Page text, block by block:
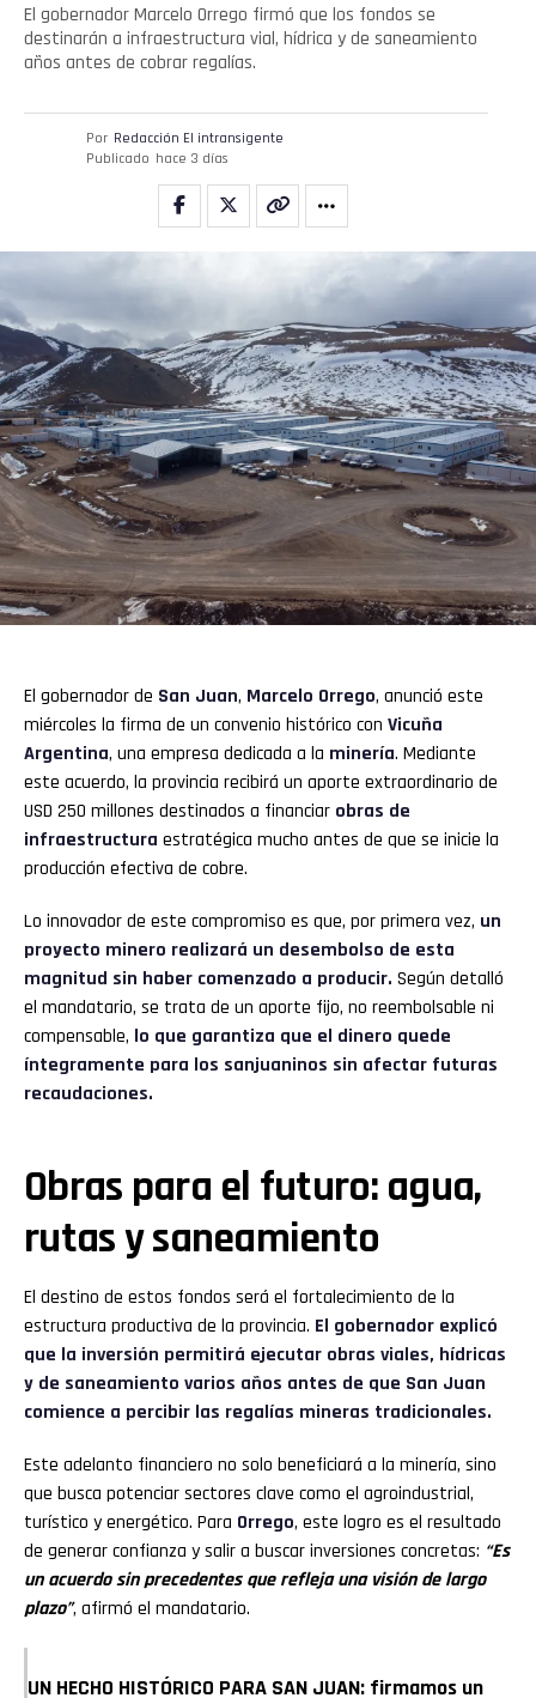
El gobernador Marcelo Orrego firmó que los fondos se
destinarán a infraestructura vial, hídrica y de saneamiento
años antes de cobrar regalías.
Por Redacción El intransigente
Publicado hace 3 días
El gobernador de San Juan, Marcelo Orrego, anunció este
miércoles la firma de un convenio histórico con Vicuña
Argentina, una empresa dedicada a la minería. Mediante
este acuerdo, la provincia recibirá un aporte extraordinario de
USD 250 millones destinados a financiar obras de
infraestructura estratégica mucho antes de que se inicie la
producción efectiva de cobre.
Lo innovador de este compromiso es que, por primera vez, un
proyecto minero realizará un desembolso de esta
magnitud sin haber comenzado a producir. Según detalló
el mandatario, se trata de un aporte fijo, no reembolsable ni
compensable, lo que garantiza que el dinero quede
íntegramente para los sanjuaninos sin afectar futuras
recaudaciones.
Obras para el futuro: agua,
rutas y saneamiento
El destino de estos fondos será el fortalecimiento de la
estructura productiva de la provincia. El gobernador explicó
que la inversión permitirá ejecutar obras viales, hídricas
y de saneamiento varios años antes de que San Juan
comience a percibir las regalías mineras tradicionales.
Este adelanto financiero no solo beneficiará a la minería, sino
que busca potenciar sectores clave como el agroindustrial,
turístico y energético. Para Orrego, este logro es el resultado
de generar confianza y salir a buscar inversiones concretas: “Es
un acuerdo sin precedentes que refleja una visión de largo
plazo”, afirmó el mandatario.
UN HECHO HISTÓRICO PARA SAN JUAN: firmamos un